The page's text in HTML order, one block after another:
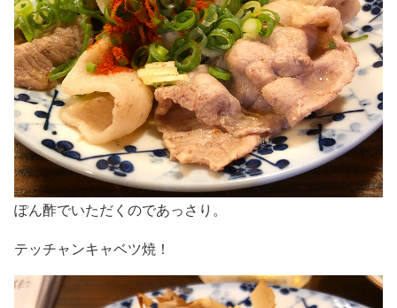
ぽん酢でいただくのであっさり。
テッチャンキャベツ焼！